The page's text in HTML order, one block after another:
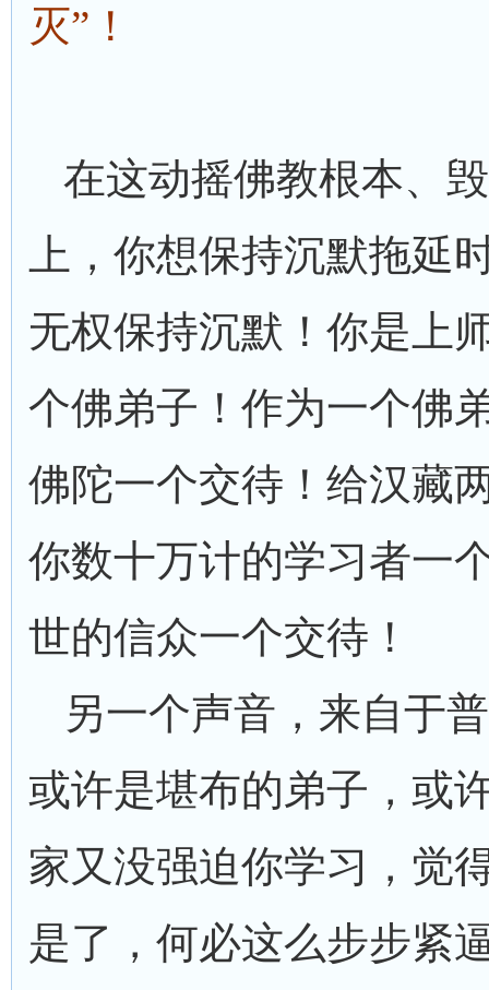
灭”！
在这动摇佛教根本、
上，你想保持沉默拖延
无权保持沉默！你是上
个佛弟子！作为一个佛
佛陀一个交待！给汉藏
你数十万计的学习者一
世的信众一个交待！
另一个声音，来自于
或许是堪布的弟子，或
家又没强迫你学习，觉
是了，何必这么步步紧